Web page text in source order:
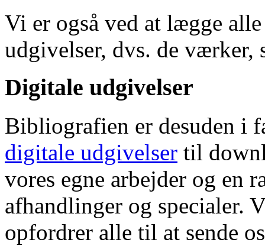
Vi er også ved at lægge
udgivelser, dvs. de værker,
Digitale udgivelser
Bibliografien er desuden i
digitale udgivelser til
vores egne arbejder og en
afhandlinger og specialer.
opfordrer alle til at sende